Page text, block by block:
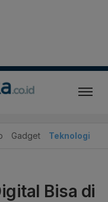
Gadget Teknologi
Bisa di